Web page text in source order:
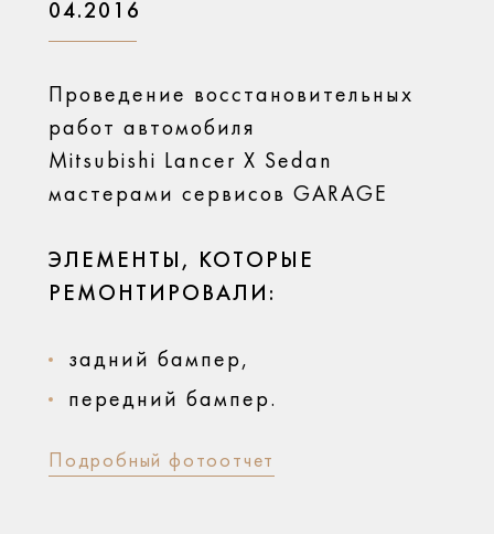
04.2016
Проведение восстановительных
работ автомобиля
Mitsubishi Lancer X Sedan
мастерами сервисов GARAGE
ЭЛЕМЕНТЫ, КОТОРЫЕ
РЕМОНТИРОВАЛИ:
задний бампер,
передний бампер.
Подробный фотоотчет